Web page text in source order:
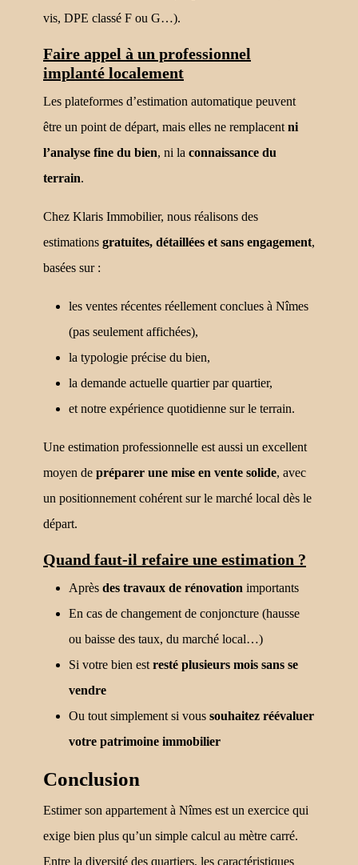
vis, DPE classé F ou G…).
Faire appel à un professionnel
implanté localement
Les plateformes d’estimation automatique peuvent
être un point de départ, mais elles ne remplacent ni
l’analyse fine du bien, ni la connaissance du
terrain.
Chez Klaris Immobilier, nous réalisons des
estimations gratuites, détaillées et sans engagement,
basées sur :
les ventes récentes réellement conclues à Nîmes
(pas seulement affichées),
la typologie précise du bien,
la demande actuelle quartier par quartier,
et notre expérience quotidienne sur le terrain.
Une estimation professionnelle est aussi un excellent
moyen de préparer une mise en vente solide, avec
un positionnement cohérent sur le marché local dès le
départ.
Quand faut-il refaire une estimation ?
Après des travaux de rénovation importants
En cas de changement de conjoncture (hausse
ou baisse des taux, du marché local…)
Si votre bien est resté plusieurs mois sans se
vendre
Ou tout simplement si vous souhaitez réévaluer
votre patrimoine immobilier
Conclusion
Estimer son appartement à Nîmes est un exercice qui
exige bien plus qu’un simple calcul au mètre carré.
Entre la diversité des quartiers, les caractéristiques